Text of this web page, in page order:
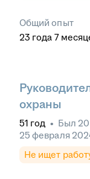
Общий опыт
23 года 7
охраны
51 год • Был
25 февраля
Не ищет